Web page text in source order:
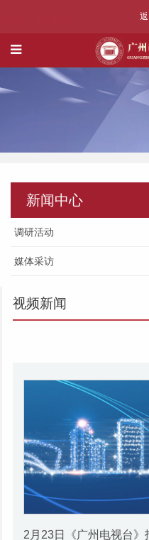
新闻中心
调研活动
媒体采访
视频新闻